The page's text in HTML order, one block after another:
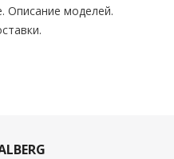
Описание моделей.